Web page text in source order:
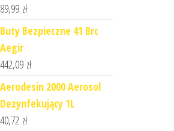
89,99 zł
Buty Bezpieczne 41 Brc
Aegir
442,09 zł
Aerodesin 2000 Aerosol
Dezynfekujący 1L
40,72 zł